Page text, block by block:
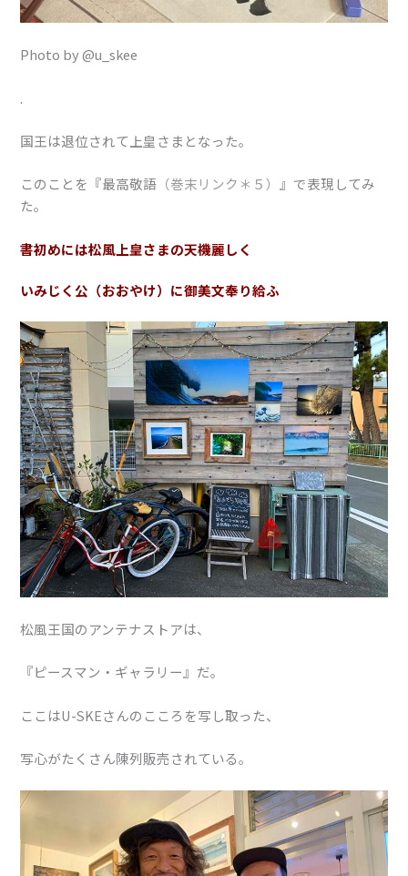
Photo by @u_skee
.
国王は退位されて上皇さまとなった。
このことを『最高敬語 （巻末リンク＊５）』で表現してみ
た。
書初めには松風上皇さまの天機麗しく
いみじく公（おおやけ）に御美文奉り給ふ
松風王国のアンテナストアは、
『ピースマン・ギャラリー』だ。
ここはU-SKEさんのこころを写し取った、
写心がたくさん陳列販売されている。